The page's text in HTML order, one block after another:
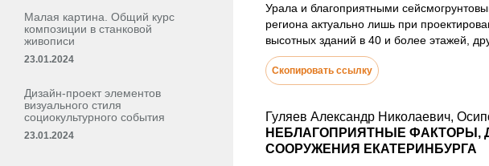
Малая картина. Общий курс
композиции в станковой
живописи
23.01.2024
Дизайн-проект элементов
визуального стиля
социокультурного события
23.01.2024
Урала и благоприятными
региона актуально лишь при
высотных зданий в 40 и более этажей,
Скопировать ссылку
Гуляев Александр Николаевич,
НЕБЛАГОПРИЯТНЫЕ
СООРУЖЕНИЯ ЕКАТЕРИНБУРГА